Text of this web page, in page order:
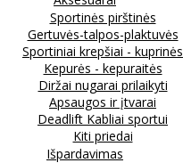
Sportinės pirštinės
Gertuvės-talpos-plaktuvės
Sportiniai krepšiai - kuprinės
Kepurės - kepuraitės
Diržai nugarai prilaikyti
Apsaugos ir įtvarai
Deadlift Kabliai sportui
Kiti priedai
Išpardavimas